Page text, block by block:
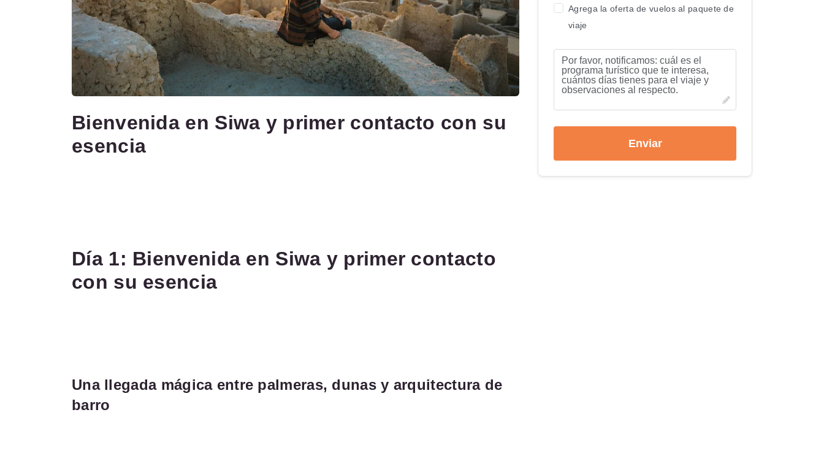
Bienvenida en Siwa y primer contacto con su
esencia
Día 1: Bienvenida en Siwa y primer contacto
con su esencia
Una llegada mágica entre palmeras, dunas y arquitectura de
barro
Agrega la oferta de vuelos al paquete de
viaje
Enviar